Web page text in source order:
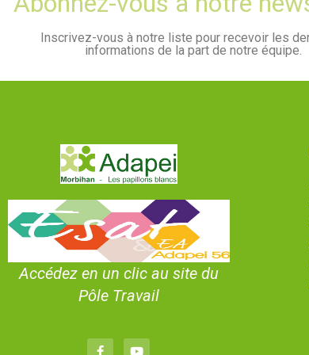
Inscrivez-vous à notre liste pour recevoir les
informations de la part de notre équipe.
Accédez en un clic au site du
Pôle Travail